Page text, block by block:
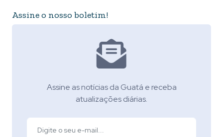
Assine o nosso boletim!
Assine as notícias da Guatá e receba
atualizações diárias.